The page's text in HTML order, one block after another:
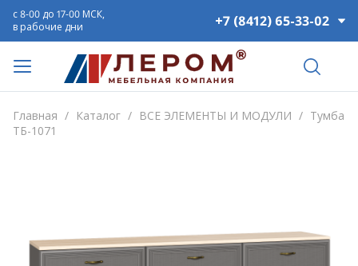
+7 (8412) 65-33-02
с 8-00 до 17-00 МСК,
в рабочие дни
Главная / Каталог / ВСЕ ЭЛЕМЕНТЫ И МОДУЛИ / Тумба
ТБ-1071